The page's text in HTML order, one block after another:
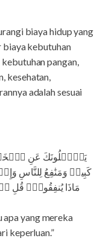
biaya hidup yang
biaya kebutuhan
pangan,
kesehatan,
adalah sesuai
يَسۡ‍َٔلُونَكَ عَنِ
كَبِيرٞ وَمَنَٰفِعُ لِلنَّاسِ
مَاذَا يُنفِقُونَۖ قُلِ
yang mereka
keperluan.”